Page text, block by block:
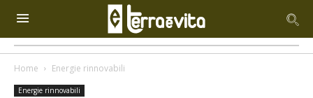
Home Energie rinnovabili
Energie rinnovabili